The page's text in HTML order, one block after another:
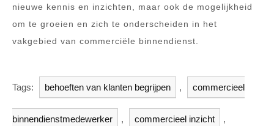
nieuwe kennis en inzichten, maar ook de mogelijkheid
om te groeien en zich te onderscheiden in het
vakgebied van commerciële binnendienst.
Tags: behoeften van klanten begrijpen , commercieel
binnendienstmedewerker , commercieel inzicht ,